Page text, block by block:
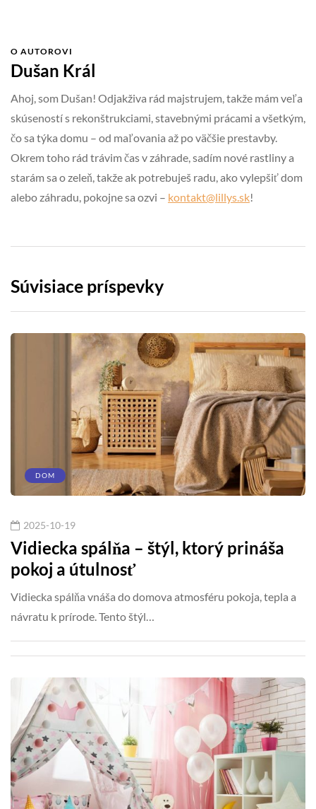
O AUTOROVI
Dušan Král
Ahoj, som Dušan! Odjakživa rád majstrujem, takže mám veľa
skúseností s rekonštrukciami, stavebnými prácami a všetkým,
čo sa týka domu – od maľovania až po väčšie prestavby.
Okrem toho rád trávim čas v záhrade, sadím nové rastliny a
starám sa o zeleň, takže ak potrebuješ radu, ako vylepšiť dom
alebo záhradu, pokojne sa ozvi – kontakt@lillys.sk!
Súvisiace príspevky
DOM
2025-10-19
Vidiecka spálňa – štýl, ktorý prináša
pokoj a útulnosť
Vidiecka spálňa vnáša do domova atmosféru pokoja, tepla a
návratu k prírode. Tento štýl…